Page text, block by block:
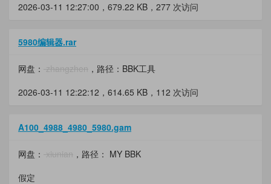
2026-03-11 12:27:00， 679.22 KB ，277 次访问
5980编辑器.rar
网盘： zhangzhen ，路径：BBK工具
2026-03-11 12:22:12， 614.65 KB ，112 次访问
A100_4988_4980_5980.gam
网盘： xiunian ，路径： MY BBK
假定